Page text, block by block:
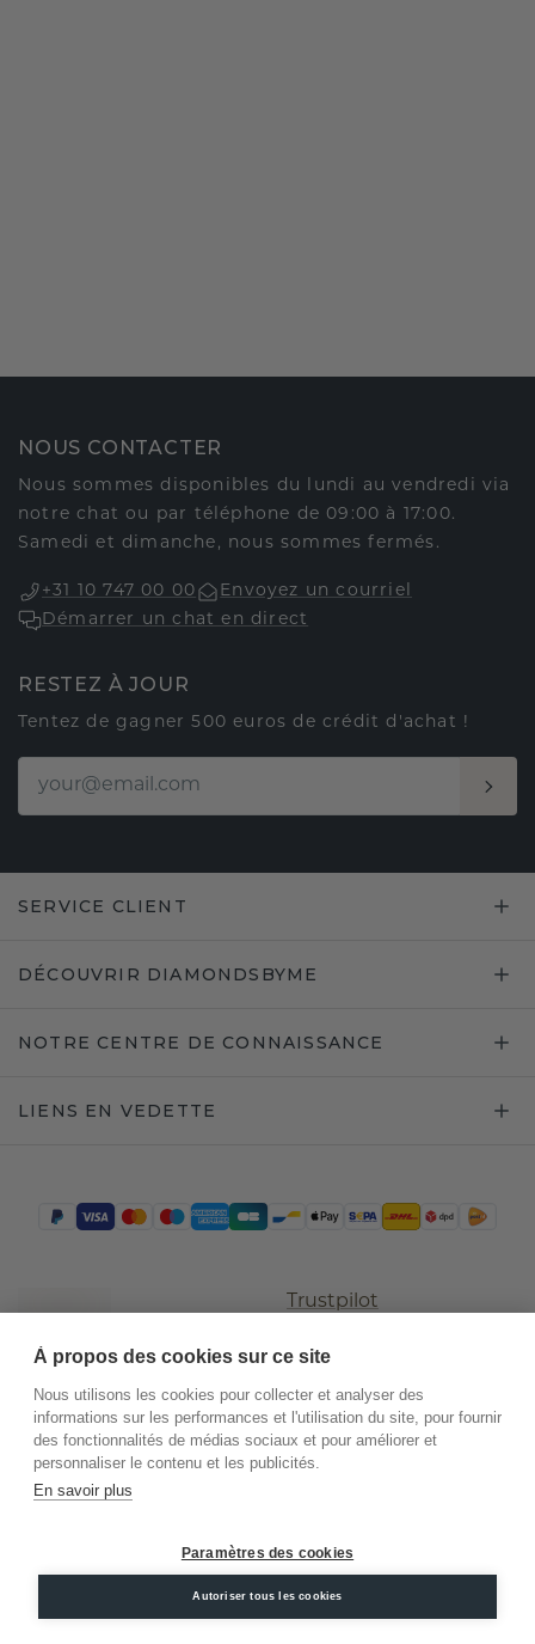
NOUS CONTACTER
Nous sommes disponibles du lundi au vendredi via
notre chat ou par téléphone de 09:00 à 17:00.
Samedi et dimanche, nous sommes fermés.
+31 10 747 00 00
Envoyez un courriel
Démarrer un chat en direct
RESTEZ À JOUR
Tentez de gagner 500 euros de crédit d'achat !
SERVICE CLIENT
DÉCOUVRIR DIAMONDSBYME
NOTRE CENTRE DE CONNAISSANCE
LIENS EN VEDETTE
Trustpilot
.DiamondsByMe
Conditions
Confidentialité
Mentions
À propos des cookies sur ce site
Nous utilisons les cookies pour collecter et analyser des
informations sur les performances et l'utilisation du site, pour fournir
des fonctionnalités de médias sociaux et pour améliorer et
personnaliser le contenu et les publicités.
En savoir plus
Paramètres des cookies
Autoriser tous les cookies